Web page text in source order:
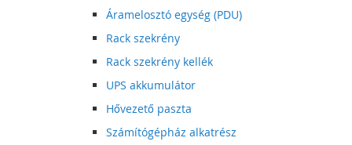
Áramelosztó egység (PDU)
Rack szekrény
Rack szekrény kellék
UPS akkumulátor
Hővezető paszta
Számítógépház alkatrész